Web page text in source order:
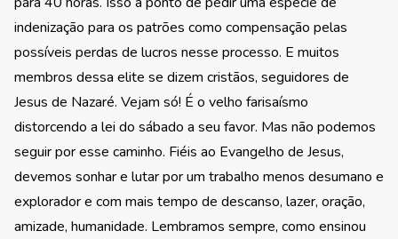
indenização para os patrões como compensação pelas
possíveis perdas de lucros nesse processo. E muitos
membros dessa elite se dizem cristãos, seguidores de
Jesus de Nazaré. Vejam só! É o velho farisaísmo
distorcendo a lei do sábado a seu favor. Mas não podemos
seguir por esse caminho. Fiéis ao Evangelho de Jesus,
devemos sonhar e lutar por um trabalho menos desumano e
explorador e com mais tempo de descanso, lazer, oração,
amizade, humanidade. Lembramos sempre, como ensinou